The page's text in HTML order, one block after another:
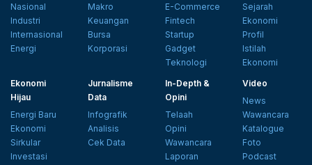
Nasional
Industri
Internasional
Energi
Makro
Keuangan
Bursa
Korporasi
E-Commerce
Fintech
Startup
Gadget
Teknologi
Sejarah
Ekonomi
Profil
Istilah
Ekonomi
Ekonomi
Hijau
Energi Baru
Ekonomi
Sirkular
Investasi
Jurnalisme
Data
Infografik
Analisis
Cek Data
In-Depth &
Opini
Telaah
Opini
Wawancara
Laporan
Video
News
Wawancara
Katalogue
Foto
Podcast